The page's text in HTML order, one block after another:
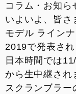
試乗車
イベント&ツ
販売情報
コラム・お知ら
いよいよ、皆さ
モデル ライン
2019で発表さ
日本時間では
から生中継され
スクランブラー